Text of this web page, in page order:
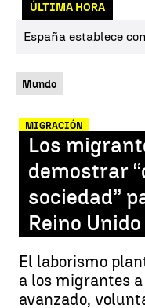
ÚLTIMA HORA
España establece
Mundo
MIGRACIÓN
Los
demostrar
sociedad”
Reino Unido
El laborismo
a los migrantes
avanzado,